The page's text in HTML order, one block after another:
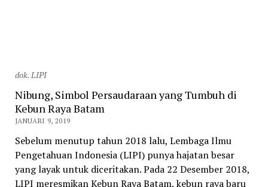
dok. LIPI
Nibung, Simbol Persaudaraan yang Tumbuh di
Kebun Raya Batam
JANUARI 9, 2019
Sebelum menutup tahun 2018 lalu, Lembaga Ilmu
Pengetahuan Indonesia (LIPI) punya hajatan besar
yang layak untuk diceritakan. Pada 22 Desember 2018,
LIPI meresmikan Kebun Raya Batam, kebun raya baru